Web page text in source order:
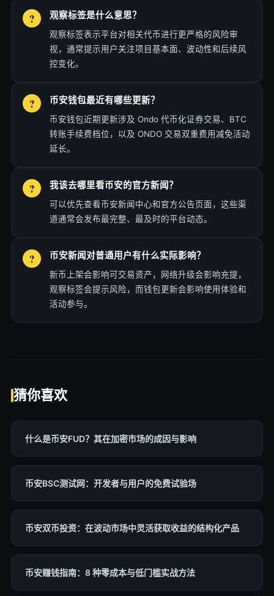
观察标签是什么意思？
观察标签表示平台对相关代币进行更严格的风险审
视，通常提示用户关注项目基本面、波动性和后续风
控变化。
币安钱包最近有哪些更新？
币安钱包近期更新涉及 Ondo 代币化证券交易、BTC
转账手续费档位，以及 ONDO 交易双重费用减免活动
延长。
我该去哪里看币安的官方新闻？
可以优先查看币安新闻中心和官方公告页面，这些渠
道通常会发布最完整、最及时的平台动态。
币安新闻对普通用户有什么实际影响？
新币上架会影响可交易资产，网络升级会影响充提，
观察标签会提示风险，而钱包更新会影响使用体验和
活动参与。
猜你喜欢
什么是币安FUD？其在加密市场的成因与影响
币安BSC测试网：开发者与用户的免费试验场
币安双币投资：在波动市场中灵活获取收益的结构化产品
币安赚钱指南：8 种零成本与低门槛实战方法